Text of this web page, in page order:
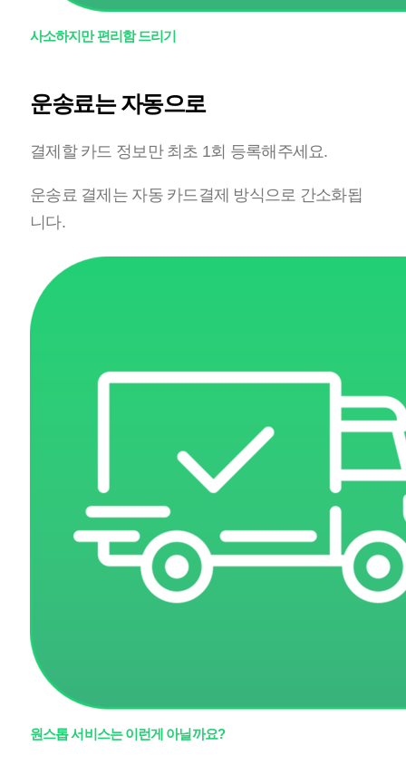
사소하지만 편리함 드리기
운송료는 자동으로
결제할 카드 정보만 최초 1회 등록해주세요.
운송료 결제는 자동 카드결제 방식으로 간소화됩
니다.
원스톱 서비스는 이런게 아닐까요?